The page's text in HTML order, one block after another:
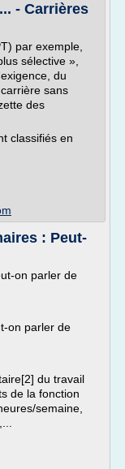
- Carrières
par exemple,
sélective »,
du
sans
des
classifiés en
: Peut-
on parler de
on parler de
du travail
de la fonction
semaine,